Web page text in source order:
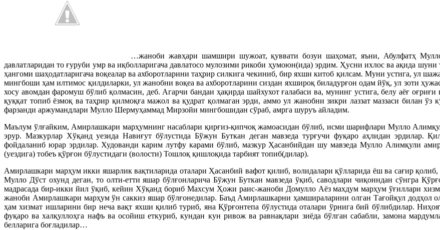
…жаноби жавҳари шамшири шужоат, қуввати бозуи шаҳомат, яъни, Абулфатҳ
давлатларидан то ғуруби умр ва иқболларигача давлатосо мулозими рикоби ҳумоюн(ида) эрдим. Ҳусни ихлос ва ақида
ҳангоми шаҳодатларигача воқеалар ва ахборотларини таҳрир силкига чекиниб, бир яхши китоб қилсам. Муни устига, ул
мингбоши ҳам илтимос қилдиларки, ул жанобни воқеа ва ахборотларини сиздан яхшироқ биладурғон одам йўқ, ул зоти
хосу авомдан фаромуш бўлиб қолмасин, деб. Агарчи бандаи ҳақирда шайхухот ғалабаси ва, мунинг устига, белу аёғ
қуққат топиб ёзмоқ ва таҳрир қилмоқға мажол ва қудрат қолмаган эрди, аммо ул жанобни зикри лаззат маззаси билан
фарзанди аржумандлари Мулло Шермуҳаммад Мирзойи мингбошидан сўраб, амрга шуруъ айладим.
Маълум ўлғайким, Амирлашкари марҳумнинг насаблари қирғиз-қипчоқ жамоасидан бўлиб, исми шарифлари Мулло
эрур. Мазкурлар Хўқанд уезида Навиғут бўлустида Бўжун Буткан деган мавзеда турғучи фуқаро аҳлидан эрдилар.
фойдаланиб юрар эрдилар. Худованди карим лутфу карами бўлиб, мазкур Ҳасанбийдан шу мавзеда Мулло Алимқули
(уездига) тобеъ қўрғон бўлустидаги (волости) Тошлоқ қишлоқида тарбият топиб(дилар).
Амирлашкари марҳум икки яшарлик вақтиларида оталари Ҳасанбий вафот қилиб, волидалари қўлларида ёш ва сағир
Мулло Дўст охунд деган, то олти-етти яшар бўлғонларича Бўжун Буткан мавзеда ўқиб, саводлари чиқонндан сўнгра
мадрасада бир-икки йил ўқиб, кейин Хўқанд бориб Махсум Ҳожи раис-жаноби Домулло Аёз махдум марҳум ўғиллари
жаноби Амирлашкари марҳум ўн саккиз яшар бўлғонедилар. Баъд Амирлашкарни ҳамшираларини олган Тағойқул додҳол
ҳам хизмат ишларини бир неча вақт яхши қилиб туриб, яна Қўрғонтепа бўлустида оталари ўрнига бий бўлибдилар.
фуқаро ва халқуллоҳга нафъ ва осойиш еткуриб, кундан кун ривож ва равнақлари зиёда бўлган сабабли, замона
белларига боғладилар…